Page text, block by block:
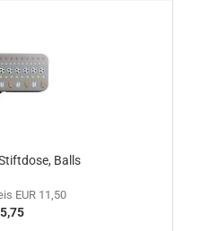
Balls
EUR 11,50